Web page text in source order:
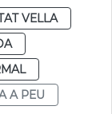
VELLA
A PEU